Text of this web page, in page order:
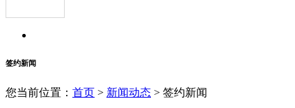
签约新闻
您当前位置： 首页 > 新闻动态 > 签约新闻